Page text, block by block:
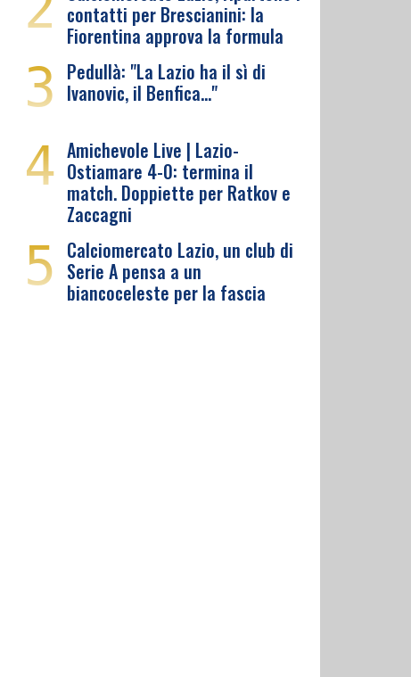
contatti per Brescianini: la
Fiorentina approva la formula
3 Pedullà: "La Lazio ha il sì di
Ivanovic, il Benfica…"
4 Amichevole Live | Lazio-
Ostiamare 4-0: termina il
match. Doppiette per Ratkov e
Zaccagni
5 Calciomercato Lazio, un club di
Serie A pensa a un
biancoceleste per la fascia